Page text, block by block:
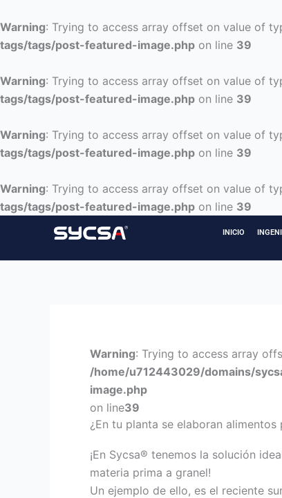
Warning: Trying to access array offset on value of
tags/tags/post-featured-image.php on line 39
Warning: Trying to access array offset on value of
tags/tags/post-featured-image.php on line 39
Warning: Trying to access array offset on value of
tags/tags/post-featured-image.php on line 39
Warning: Trying to access array offset on value of
tags/tags/post-featured-image.php on line 39
al
contenido
INICIO
Warning: Trying to access array
/home/u712443029/domains/
image.php
on line39
¿En tu planta se elaboran alimentos
¡En Sycsa®️ tenemos la solución
materia prima a granel!
Un ejemplo de ello, es el reciente